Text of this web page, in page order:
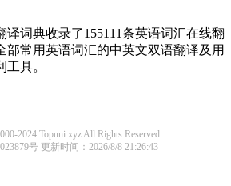
译词典收录了155111条英语词汇在线翻
部常用英语词汇的中英文双语翻译及用
具。
2024 Topuni.xyz All Rights Reserved
号更新时间：2026/8/8 21:26:43